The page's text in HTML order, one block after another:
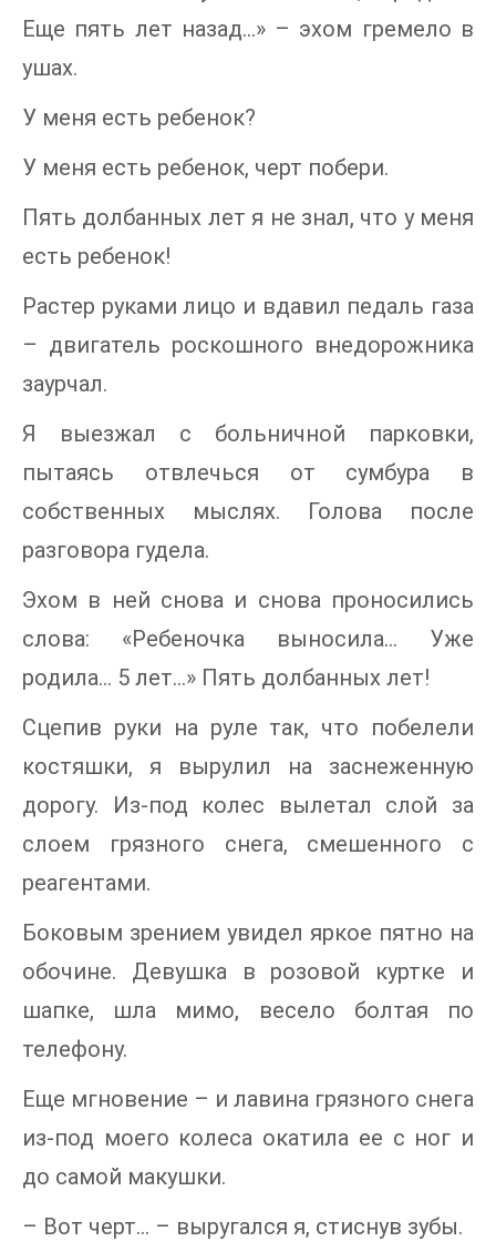
Еще пять лет назад…» – эхом гремело в
ушах.
У меня есть ребенок?
У меня есть ребенок, черт побери.
Пять долбанных лет я не знал, что у меня
есть ребенок!
Растер руками лицо и вдавил педаль газа
– двигатель роскошного внедорожника
заурчал.
Я выезжал с больничной парковки,
пытаясь отвлечься от сумбура в
собственных мыслях. Голова после
разговора гудела.
Эхом в ней снова и снова проносились
слова: «Ребеночка выносила… Уже
родила… 5 лет…» Пять долбанных лет!
Сцепив руки на руле так, что побелели
костяшки, я вырулил на заснеженную
дорогу. Из-под колес вылетал слой за
слоем грязного снега, смешенного с
реагентами.
Боковым зрением увидел яркое пятно на
обочине. Девушка в розовой куртке и
шапке, шла мимо, весело болтая по
телефону.
Еще мгновение – и лавина грязного снега
из-под моего колеса окатила ее с ног и
до самой макушки.
– Вот черт… – выругался я, стиснув зубы.